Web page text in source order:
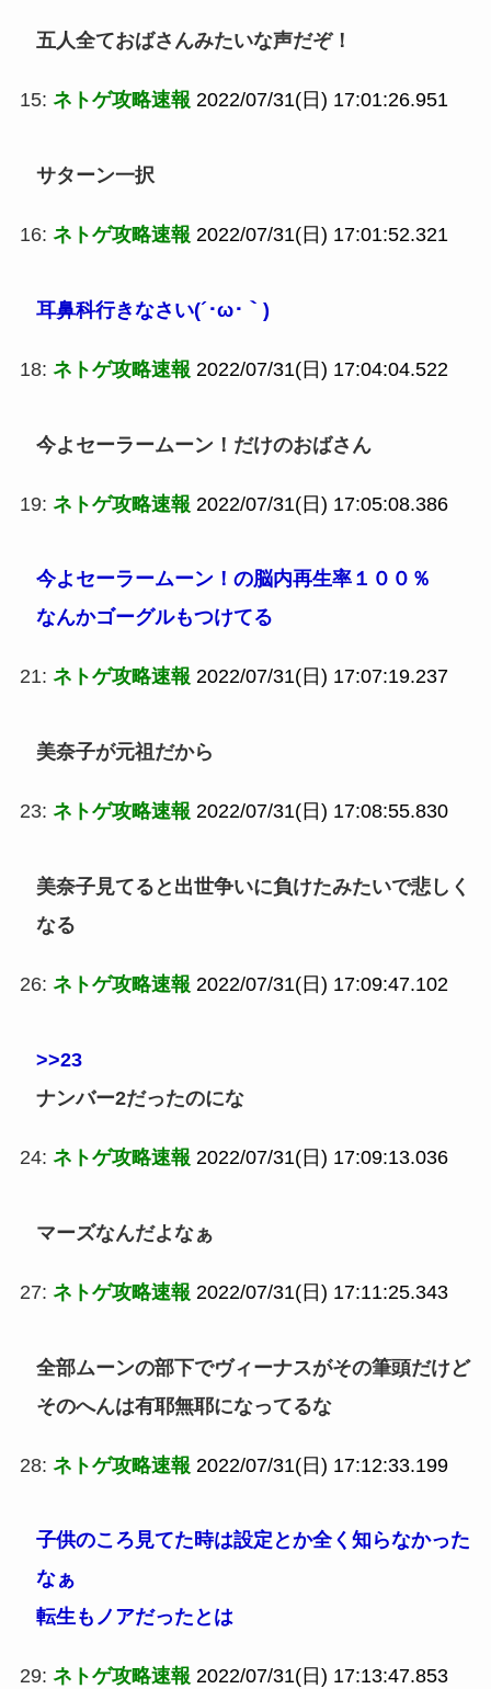
五人全ておばさんみたいな声だぞ！
15: ネトゲ攻略速報 2022/07/31(日) 17:01:26.951
サターン一択
16: ネトゲ攻略速報 2022/07/31(日) 17:01:52.321
耳鼻科行きなさい(´･ω･｀)
18: ネトゲ攻略速報 2022/07/31(日) 17:04:04.522
今よセーラームーン！だけのおばさん
19: ネトゲ攻略速報 2022/07/31(日) 17:05:08.386
今よセーラームーン！の脳内再生率１００％
なんかゴーグルもつけてる
21: ネトゲ攻略速報 2022/07/31(日) 17:07:19.237
美奈子が元祖だから
23: ネトゲ攻略速報 2022/07/31(日) 17:08:55.830
美奈子見てると出世争いに負けたみたいで悲しく
なる
26: ネトゲ攻略速報 2022/07/31(日) 17:09:47.102
>>23
ナンバー2だったのにな
24: ネトゲ攻略速報 2022/07/31(日) 17:09:13.036
マーズなんだよなぁ
27: ネトゲ攻略速報 2022/07/31(日) 17:11:25.343
全部ムーンの部下でヴィーナスがその筆頭だけど
そのへんは有耶無耶になってるな
28: ネトゲ攻略速報 2022/07/31(日) 17:12:33.199
子供のころ見てた時は設定とか全く知らなかった
なぁ
転生もノアだったとは
29: ネトゲ攻略速報 2022/07/31(日) 17:13:47.853